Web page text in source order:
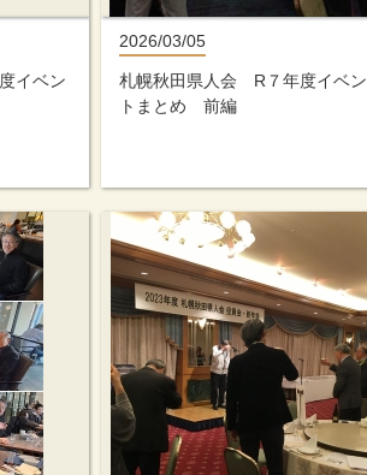
イベン
2026/03/05
札幌秋田県人会 R７年度イベン
トまとめ 前編